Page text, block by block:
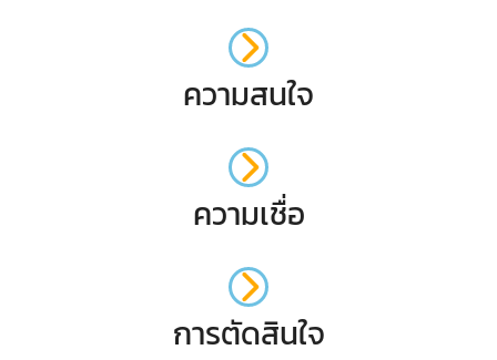
ความสนใจ
ความเชื่อ
การตัดสินใจ